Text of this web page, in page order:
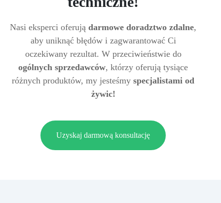
Nasi eksperci oferują darmowe doradztwo zdalne,
aby uniknąć błędów i zagwarantować Ci
oczekiwany rezultat. W przeciwieństwie do
ogólnych sprzedawców, którzy oferują tysiące
różnych produktów, my jesteśmy specjalistami od
żywic!
Uzyskaj darmową konsultację